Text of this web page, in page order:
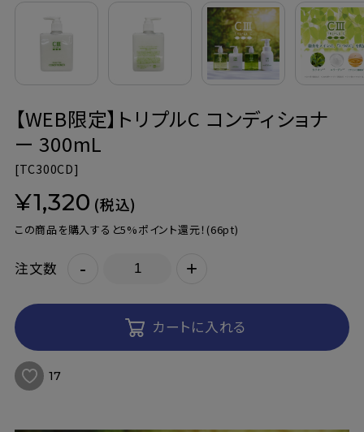
ご利用案内
よくあるご質問
会員登録でお得
利用規約
【WEB限定】トリプルC コンディショナ
ー 300mL
[TC300CD]
¥1,320 (税込)
この商品を購入すると5%ポイント還元！ (66pt)
注文数 - +
カートに入れる
17